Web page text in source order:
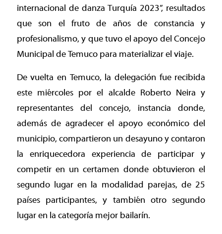
internacional de danza Turquía 2023”, resultados
que son el fruto de años de constancia y
profesionalismo, y que tuvo el apoyo del Concejo
Municipal de Temuco para materializar el viaje.
De vuelta en Temuco, la delegación fue recibida
este miércoles por el alcalde Roberto Neira y
representantes del concejo, instancia donde,
además de agradecer el apoyo económico del
municipio, compartieron un desayuno y contaron
la enriquecedora experiencia de participar y
competir en un certamen donde obtuvieron el
segundo lugar en la modalidad parejas, de 25
países participantes, y también otro segundo
lugar en la categoría mejor bailarín.